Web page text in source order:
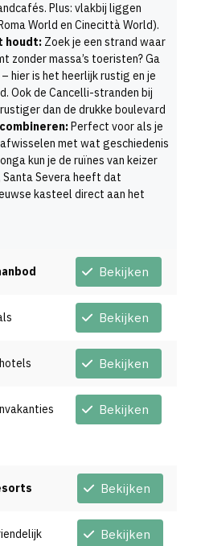
Plus: vlakbij liggen
World en Cinecittà World).
houdt: Zoek je een strand waar
zonder massa’s toeristen? Ga
hier is het heerlijk rustig en je
Ook de Cancelli-stranden bij
dan de drukke boulevard
Perfect voor als je
met wat geschiedenis
kun je de ruïnes van keizer
Santa Severa heeft dat
kasteel direct aan het
Bekijken
Bekijken
Bekijken
Bekijken
Bekijken
Bekijken